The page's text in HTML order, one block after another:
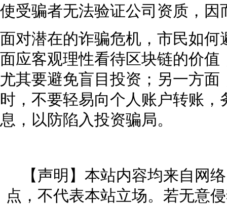
使受骗者无法验证公司资质，因
面对潜在的诈骗危机，市民如
面应客观理性看待区块链的价
尤其要避免盲目投资；另一方面
时，不要轻易向个人账户转账
息，以防陷入投资骗局。
【声明】本站内容均来自网
点，不代表本站立场。若无意